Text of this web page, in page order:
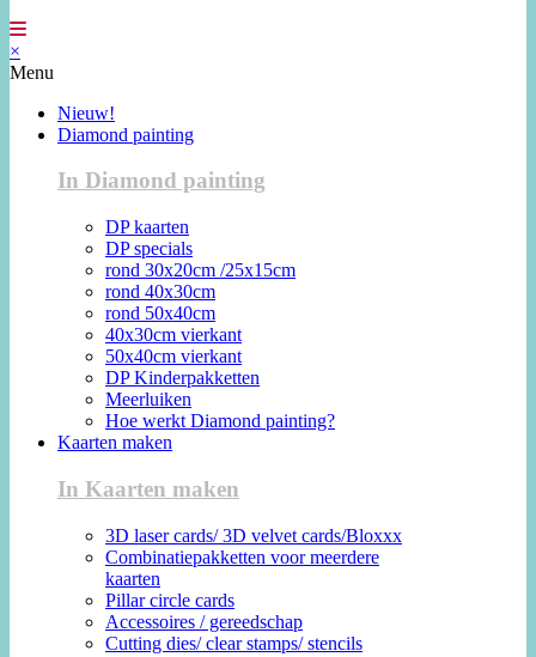
×
Menu
Nieuw!
Diamond painting
In Diamond painting
DP kaarten
DP specials
rond 30x20cm /25x15cm
rond 40x30cm
rond 50x40cm
40x30cm vierkant
50x40cm vierkant
DP Kinderpakketten
Meerluiken
Hoe werkt Diamond painting?
Kaarten maken
In Kaarten maken
3D laser cards/ 3D velvet cards/Bloxxx
Combinatiepakketten voor meerdere
kaarten
Pillar circle cards
Accessoires / gereedschap
Cutting dies/ clear stamps/ stencils